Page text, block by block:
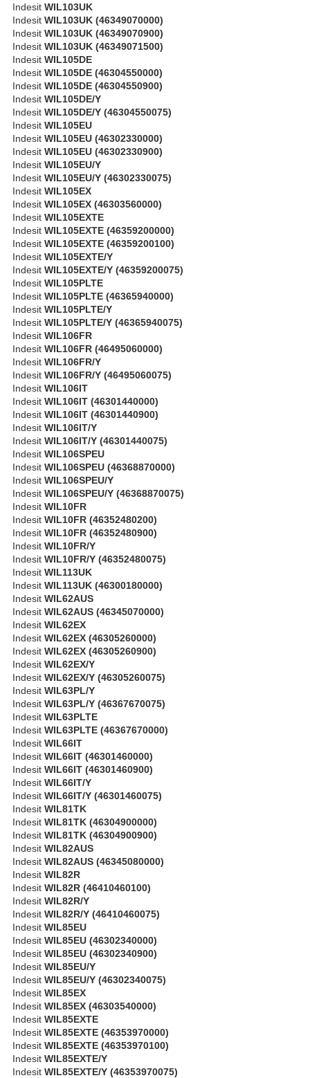
Indesit WIL103UK
Indesit WIL103UK (46349070000)
Indesit WIL103UK (46349070900)
Indesit WIL103UK (46349071500)
Indesit WIL105DE
Indesit WIL105DE (46304550000)
Indesit WIL105DE (46304550900)
Indesit WIL105DE/Y
Indesit WIL105DE/Y (46304550075)
Indesit WIL105EU
Indesit WIL105EU (46302330000)
Indesit WIL105EU (46302330900)
Indesit WIL105EU/Y
Indesit WIL105EU/Y (46302330075)
Indesit WIL105EX
Indesit WIL105EX (46303560000)
Indesit WIL105EXTE
Indesit WIL105EXTE (46359200000)
Indesit WIL105EXTE (46359200100)
Indesit WIL105EXTE/Y
Indesit WIL105EXTE/Y (46359200075)
Indesit WIL105PLTE
Indesit WIL105PLTE (46365940000)
Indesit WIL105PLTE/Y
Indesit WIL105PLTE/Y (46365940075)
Indesit WIL106FR
Indesit WIL106FR (46495060000)
Indesit WIL106FR/Y
Indesit WIL106FR/Y (46495060075)
Indesit WIL106IT
Indesit WIL106IT (46301440000)
Indesit WIL106IT (46301440900)
Indesit WIL106IT/Y
Indesit WIL106IT/Y (46301440075)
Indesit WIL106SPEU
Indesit WIL106SPEU (46368870000)
Indesit WIL106SPEU/Y
Indesit WIL106SPEU/Y (46368870075)
Indesit WIL10FR
Indesit WIL10FR (46352480200)
Indesit WIL10FR (46352480900)
Indesit WIL10FR/Y
Indesit WIL10FR/Y (46352480075)
Indesit WIL113UK
Indesit WIL113UK (46300180000)
Indesit WIL62AUS
Indesit WIL62AUS (46345070000)
Indesit WIL62EX
Indesit WIL62EX (46305260000)
Indesit WIL62EX (46305260900)
Indesit WIL62EX/Y
Indesit WIL62EX/Y (46305260075)
Indesit WIL63PL/Y
Indesit WIL63PL/Y (46367670075)
Indesit WIL63PLTE
Indesit WIL63PLTE (46367670000)
Indesit WIL66IT
Indesit WIL66IT (46301460000)
Indesit WIL66IT (46301460900)
Indesit WIL66IT/Y
Indesit WIL66IT/Y (46301460075)
Indesit WIL81TK
Indesit WIL81TK (46304900000)
Indesit WIL81TK (46304900900)
Indesit WIL82AUS
Indesit WIL82AUS (46345080000)
Indesit WIL82R
Indesit WIL82R (46410460100)
Indesit WIL82R/Y
Indesit WIL82R/Y (46410460075)
Indesit WIL85EU
Indesit WIL85EU (46302340000)
Indesit WIL85EU (46302340900)
Indesit WIL85EU/Y
Indesit WIL85EU/Y (46302340075)
Indesit WIL85EX
Indesit WIL85EX (46303540000)
Indesit WIL85EXTE
Indesit WIL85EXTE (46353970000)
Indesit WIL85EXTE (46353970100)
Indesit WIL85EXTE/Y
Indesit WIL85EXTE/Y (46353970075)